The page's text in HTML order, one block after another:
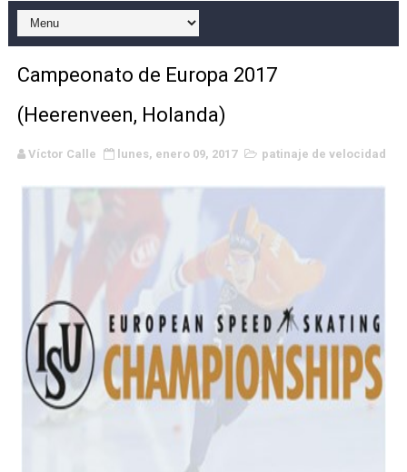
Canadian Football League 2026 - Week 10
EFA y AFLE 2026 - Regular season
Grandes éxitos por fin para Chelsea Green, Chad
Campeonato de Europa de MTB 2026 (Monteceneri,
Máxima celebración en el último Impact! con Jason
Mundial de esgrima 2026 (Hong Kong) - La
Raquel Rodriguez es la nueva monarca
Athletes Unlimited Softball League 2026 - Las Utah
Mundial de piragüismo slalom 2026 (Oklahoma City,
Tour de Francia masculino 2026 - Tadej Pogacar
Campeonato de Europa 2017
(Heerenveen, Holanda)
Víctor Calle lunes, enero 09, 2017 patinaje de velocidad